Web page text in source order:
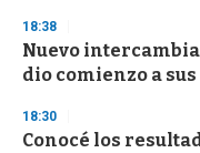
s
e
c
o
d
s
18:38
Nuevo
dio comienzo a
18:30
Conocé los